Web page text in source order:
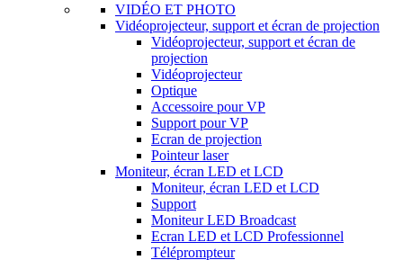
VIDÉO ET PHOTO
Vidéoprojecteur, support et écran de projection
Vidéoprojecteur, support et écran de
projection
Vidéoprojecteur
Optique
Accessoire pour VP
Support pour VP
Ecran de projection
Pointeur laser
Moniteur, écran LED et LCD
Moniteur, écran LED et LCD
Support
Moniteur LED Broadcast
Ecran LED et LCD Professionnel
Téléprompteur